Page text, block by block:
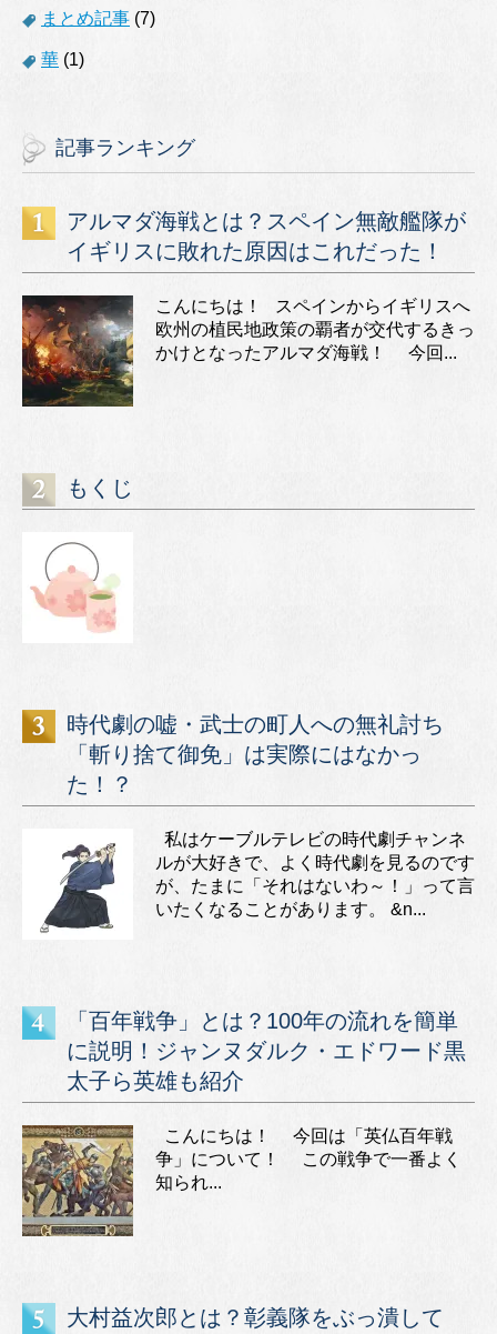
まとめ記事 (7)
華 (1)
記事ランキング
アルマダ海戦とは？スペイン無敵艦隊が
イギリスに敗れた原因はこれだった！
こんにちは！ スペインからイギリスへ
欧州の植民地政策の覇者が交代するきっ
かけとなったアルマダ海戦！ 今回...
もくじ
時代劇の嘘・武士の町人への無礼討ち
「斬り捨て御免」は実際にはなかっ
た！？
私はケーブルテレビの時代劇チャンネ
ルが大好きで、よく時代劇を見るのです
が、たまに「それはないわ～！」って言
いたくなることがあります。 &n...
「百年戦争」とは？100年の流れを簡単
に説明！ジャンヌダルク・エドワード黒
太子ら英雄も紹介
こんにちは！ 今回は「英仏百年戦
争」について！ この戦争で一番よく
知られ...
大村益次郎とは？彰義隊をぶっ潰して